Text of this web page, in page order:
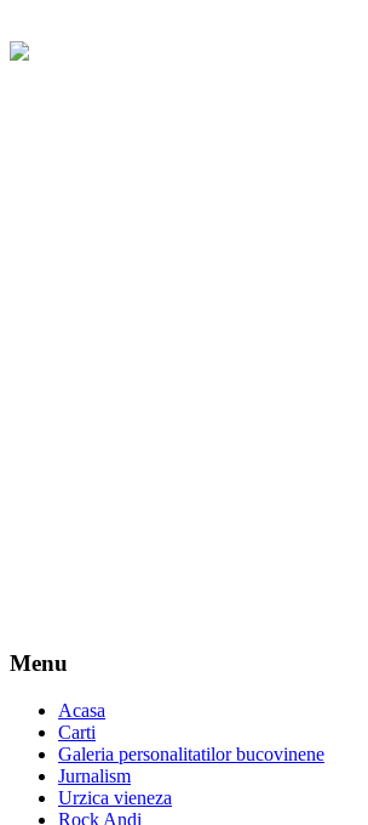
Menu
Acasa
Carti
Galeria personalitatilor bucovinene
Jurnalism
Urzica vieneza
Rock Andi